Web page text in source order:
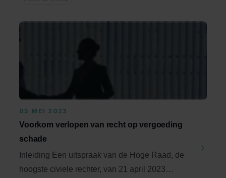
05 MEI 2023
Voorkom verlopen van recht op vergoeding
schade
Inleiding Een uitspraak van de Hoge Raad, de
hoogste civiele rechter, van 21 april 2023